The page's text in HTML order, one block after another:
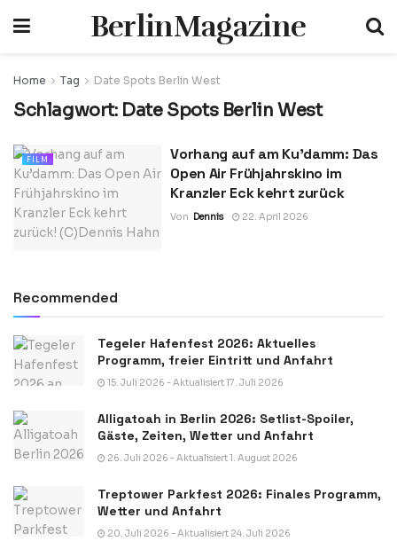
BerlinMagazine
Home Tag Date Spots Berlin West
Schlagwort: Date Spots Berlin West
FILM
Vorhang auf am Ku’damm: Das
Open Air Frühjahrskino im
Kranzler Eck kehrt zurück
Von Dennis 22. April 2026
Recommended
Tegeler Hafenfest 2026: Aktuelles
Programm, freier Eintritt und Anfahrt
15. Juli 2026 - Aktualisiert 17. Juli 2026
Alligatoah in Berlin 2026: Setlist-Spoiler,
Gäste, Zeiten, Wetter und Anfahrt
26. Juli 2026 - Aktualisiert 1. August 2026
Treptower Parkfest 2026: Finales Programm,
Wetter und Anfahrt
20. Juli 2026 - Aktualisiert 24. Juli 2026